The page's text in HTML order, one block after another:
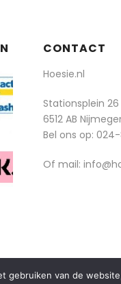
CONTACT
Hoesie.nl
Stationsplein 26
6512 AB
Bel ons op:
Of mail:
gebruiken van de